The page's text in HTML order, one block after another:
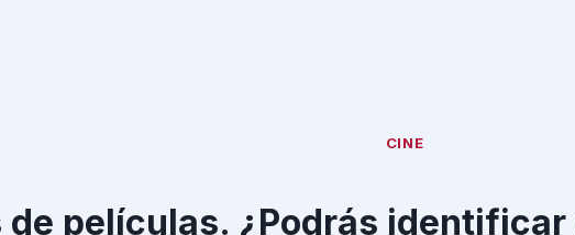
CINE
de películas. ¿Podrás